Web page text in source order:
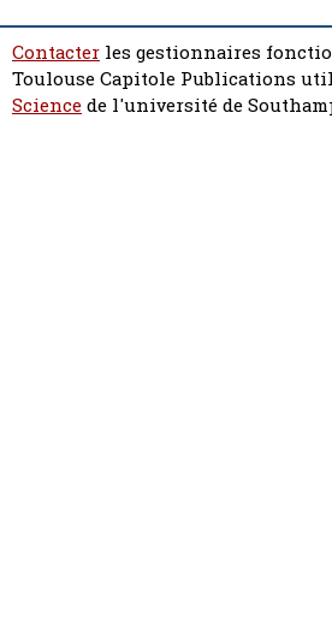
Contacter les gestionnaires
Toulouse Capitole Publications
Sciencede l'université de